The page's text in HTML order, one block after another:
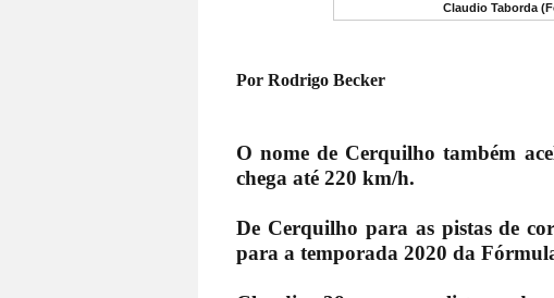
Claudio Taborda
Por Rodrigo Becker
O nome de Cerquilho também
chega até 220 km/h.
De Cerquilho para as pistas de
para a temporada 2020 da